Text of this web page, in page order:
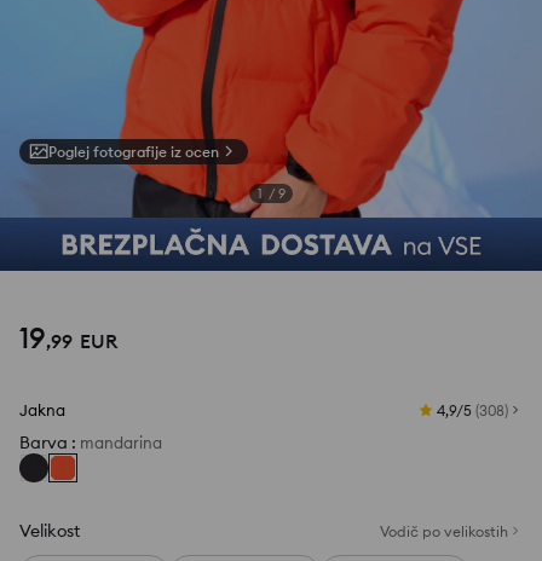
Poglej fotografije iz ocen
1 / 9
19,99 EUR
Jakna 4,9/5 (308)
Barva : mandarina
Velikost Vodič po velikostih